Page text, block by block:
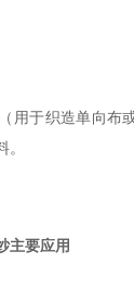
用于织造单向布
主要应用